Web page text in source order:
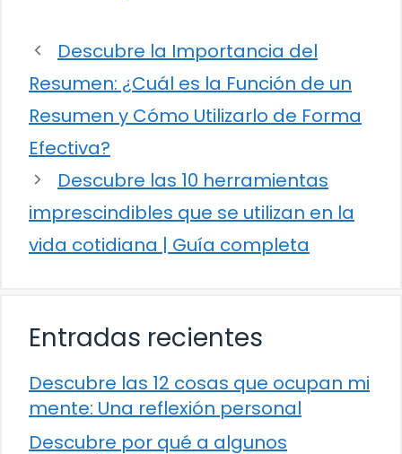
Descubre la Importancia del
Resumen: ¿Cuál es la Función de un
Resumen y Cómo Utilizarlo de Forma
Efectiva?
Descubre las 10 herramientas
imprescindibles que se utilizan en la
vida cotidiana | Guía completa
Entradas recientes
Descubre las 12 cosas que ocupan mi
mente: Una reflexión personal
Descubre por qué a algunos